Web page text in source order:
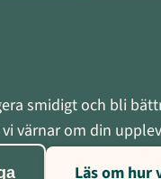
smidigt och bli
värnar om din
Läs om hur